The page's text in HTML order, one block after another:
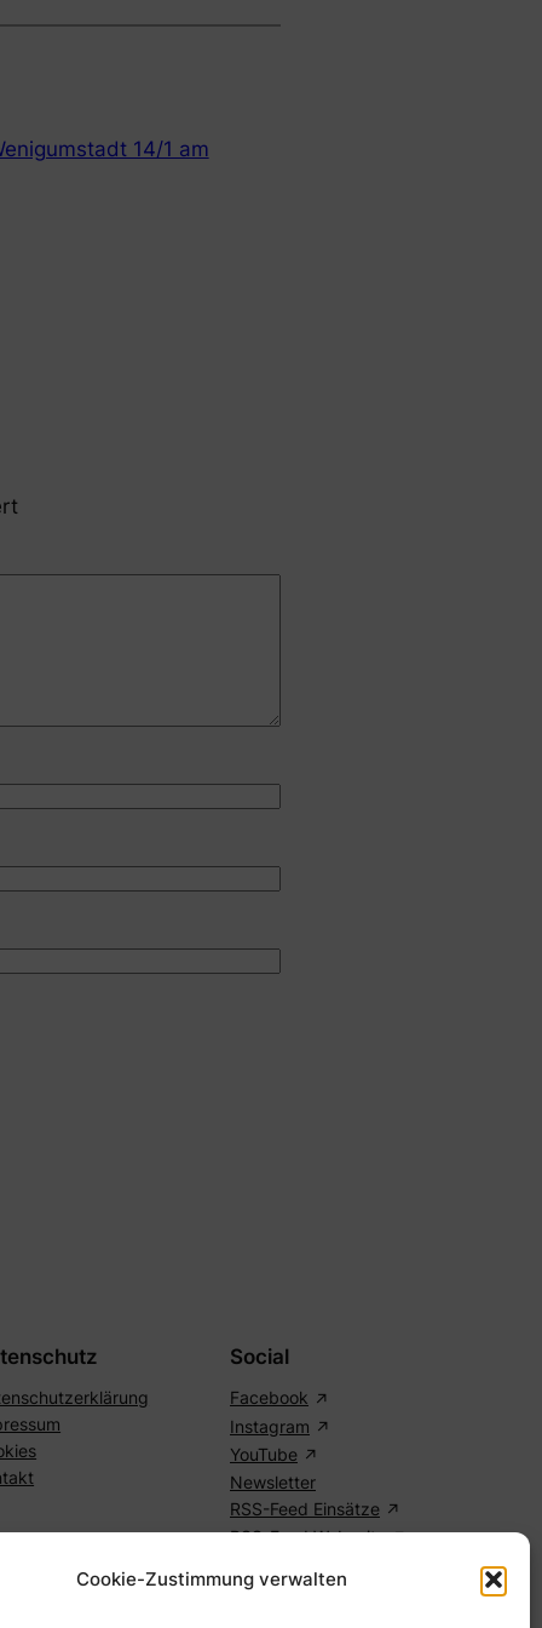
Cookie-Zustimmung verwalten
14/1 am
Social
Facebook
Instagram
YouTube
Newsletter
RSS-Feed Einsätze
RSS-Feed Webseite